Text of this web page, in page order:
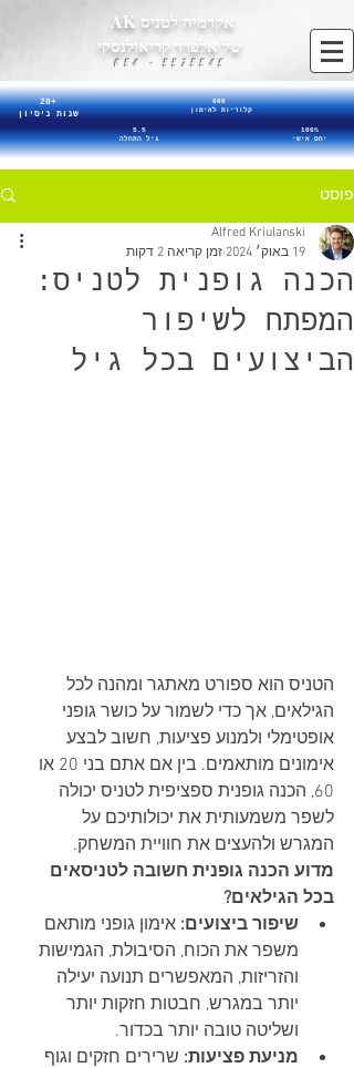
אקדמיה לטניס AK
של אלפרד קריאולנסקי
5575545 - 054
20+
שנות ניסיון
600
קלוריות לאימון
5.5
גיל התחלה
100%
יחס אישי
פוסט
הכנה גופנית לטניס:
המפתח לשיפור
הביצועים בכל גיל
Alfred Kriulanski
19 באוק׳ 2024
זמן קריאה 2 דקות
הטניס הוא ספורט מאתגר ומהנה לכל
הגילאים, אך כדי לשמור על כושר גופני
אופטימלי ולמנוע פציעות, חשוב לבצע
אימונים מותאמים. בין אם אתם בני 20 או
60, הכנה גופנית ספציפית לטניס יכולה
לשפר משמעותית את יכולותיכם על
המגרש ולהעצים את חוויית המשחק.
מדוע הכנה גופנית חשובה לטניסאים
בכל הגילאים?
שיפור ביצועים: אימון גופני מותאם
משפר את הכוח, הסיבולת, הגמישות
והזריזות, המאפשרים תנועה יעילה
יותר במגרש, חבטות חזקות יותר
ושליטה טובה יותר בכדור.
מניעת פציעות: שרירים חזקים וגוף